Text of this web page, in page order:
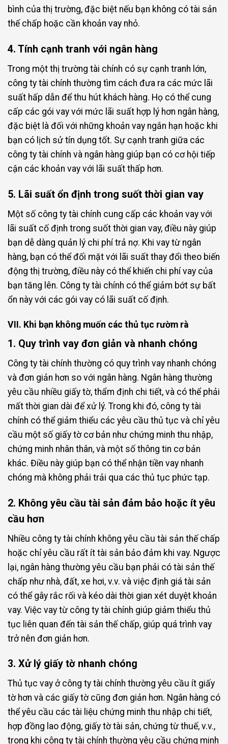
bình của thị trường, đặc biệt nếu bạn không có tài sản
thế chấp hoặc cần khoản vay nhỏ.
4. Tính cạnh tranh với ngân hàng
Trong một thị trường tài chính có sự cạnh tranh lớn,
công ty tài chính thường tìm cách đưa ra các mức lãi
suất hấp dẫn để thu hút khách hàng. Họ có thể cung
cấp các gói vay với mức lãi suất hợp lý hơn ngân hàng,
đặc biệt là đối với những khoản vay ngắn hạn hoặc khi
bạn có lịch sử tín dụng tốt. Sự cạnh tranh giữa các
công ty tài chính và ngân hàng giúp bạn có cơ hội tiếp
cận các khoản vay với lãi suất thấp hơn.
5. Lãi suất ổn định trong suốt thời gian vay
Một số công ty tài chính cung cấp các khoản vay với
lãi suất cố định trong suốt thời gian vay, điều này giúp
bạn dễ dàng quản lý chi phí trả nợ. Khi vay từ ngân
hàng, bạn có thể đối mặt với lãi suất thay đổi theo biến
động thị trường, điều này có thể khiến chi phí vay của
bạn tăng lên. Công ty tài chính có thể giảm bớt sự bất
ổn này với các gói vay có lãi suất cố định.
VII. Khi bạn không muốn các thủ tục rườm rà
1. Quy trình vay đơn giản và nhanh chóng
Công ty tài chính thường có quy trình vay nhanh chóng
và đơn giản hơn so với ngân hàng. Ngân hàng thường
yêu cầu nhiều giấy tờ, thẩm định chi tiết, và có thể phải
mất thời gian dài để xử lý. Trong khi đó, công ty tài
chính có thể giảm thiểu các yêu cầu thủ tục và chỉ yêu
cầu một số giấy tờ cơ bản như chứng minh thu nhập,
chứng minh nhân thân, và một số thông tin cơ bản
khác. Điều này giúp bạn có thể nhận tiền vay nhanh
chóng mà không phải trải qua các thủ tục phức tạp.
2. Không yêu cầu tài sản đảm bảo hoặc ít yêu
cầu hơn
Nhiều công ty tài chính không yêu cầu tài sản thế chấp
hoặc chỉ yêu cầu rất ít tài sản bảo đảm khi vay. Ngược
lại, ngân hàng thường yêu cầu bạn phải có tài sản thế
chấp như nhà, đất, xe hơi, v.v. và việc định giá tài sản
có thể gây rắc rối và kéo dài thời gian xét duyệt khoản
vay. Việc vay từ công ty tài chính giúp giảm thiểu thủ
tục liên quan đến tài sản thế chấp, giúp quá trình vay
trở nên đơn giản hơn.
3. Xử lý giấy tờ nhanh chóng
Thủ tục vay ở công ty tài chính thường yêu cầu ít giấy
tờ hơn và các giấy tờ cũng đơn giản hơn. Ngân hàng có
thể yêu cầu các tài liệu chứng minh thu nhập chi tiết,
hợp đồng lao động, giấy tờ tài sản, chứng từ thuế, v.v.,
trong khi công ty tài chính thường yêu cầu chứng minh